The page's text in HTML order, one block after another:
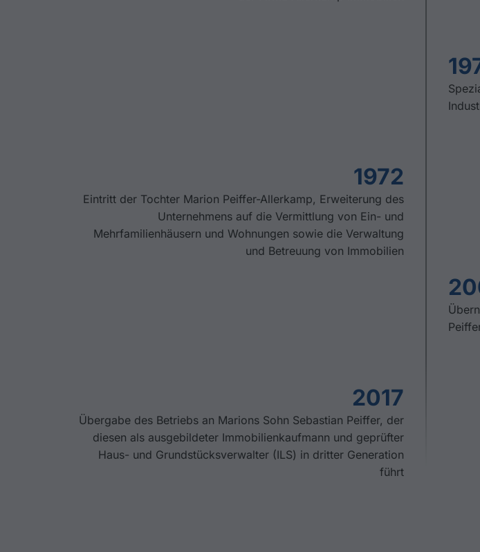
1972
Eintritt der Tochter Marion Peiffer-Allerkamp, Erweiterung des
Unternehmens auf die Vermittlung von Ein- und
Mehrfamilienhäusern und Wohnungen sowie die Verwaltung
und Betreuung von Immobilien
2017
Übergabe des Betriebs an Marions Sohn Sebastian Peiffer, der
diesen als ausgebildeter Immobilienkaufmann und geprüfter
Haus- und Grundstücksverwalter (ILS) in dritter Generation
führt